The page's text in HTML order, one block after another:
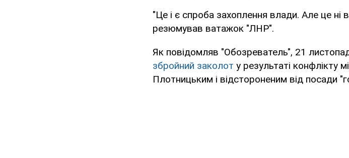
"Це і є спроба захоплення влади. Але це ні
резюмував ватажок "ЛНР".
Як повідомляв "Обозреватель", 21
збройний заколот у результаті конфлікту
Плотницьким і відстороненим від посади